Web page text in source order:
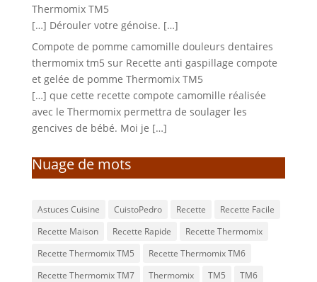
Thermomix TM5
[…] Dérouler votre génoise. […]
Compote de pomme camomille douleurs dentaires
thermomix tm5 sur Recette anti gaspillage compote
et gelée de pomme Thermomix TM5
[…] que cette recette compote camomille réalisée
avec le Thermomix permettra de soulager les
gencives de bébé. Moi je […]
Nuage de mots
Astuces Cuisine CuistoPedro Recette
Recette Facile
Recette Maison
Recette Rapide
Recette Thermomix
Recette Thermomix TM5
Recette Thermomix TM6
Recette Thermomix TM7
Thermomix TM5
TM6